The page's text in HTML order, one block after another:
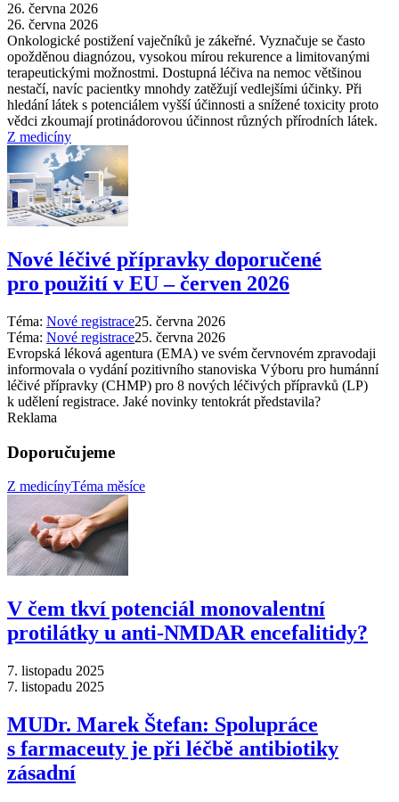
26. června 2026
26. června 2026
Onkologické postižení vaječníků je zákeřné. Vyznačuje se často
opožděnou diagnózou, vysokou mírou rekurence a limitovanými
terapeutickými možnostmi. Dostupná léčiva na nemoc většinou
nestačí, navíc pacientky mnohdy zatěžují vedlejšími účinky. Při
hledání látek s potenciálem vyšší účinnosti a snížené toxicity proto
vědci zkoumají protinádorovou účinnost různých přírodních látek.
Z medicíny
Nové léčivé přípravky doporučené
pro použití v EU –⁠ červen 2026
Téma: Nové registrace25. června 2026
Téma: Nové registrace25. června 2026
Evropská léková agentura (EMA) ve svém červnovém zpravodaji
informovala o vydání pozitivního stanoviska Výboru pro humánní
léčivé přípravky (CHMP) pro 8 nových léčivých přípravků (LP)
k udělení registrace. Jaké novinky tentokrát představila?
Reklama
Doporučujeme
Z medicínyTéma měsíce
V čem tkví potenciál monovalentní
protilátky u anti-NMDAR encefalitidy?
7. listopadu 2025
7. listopadu 2025
MUDr. Marek Štefan: Spolupráce
s farmaceuty je při léčbě antibiotiky
zásadní